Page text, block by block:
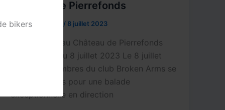
bikers
Chateau de Pierrefonds
Paulo DA COSTA / 8 juillet 2023
Balade moto au Château de Pierrefonds
notre sortie du 8 juillet 2023 Le 8 juillet
2023, les membres du club Broken Arms se
sont retrouvés pour une balade
exceptionnelle en direction